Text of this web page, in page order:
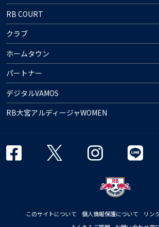
RB COURT
クラブ
ホームタウン
パートナー
デジタルVAMOS
RB大宮アルディージャWOMEN
このサイトについて 個人情報保護について リン